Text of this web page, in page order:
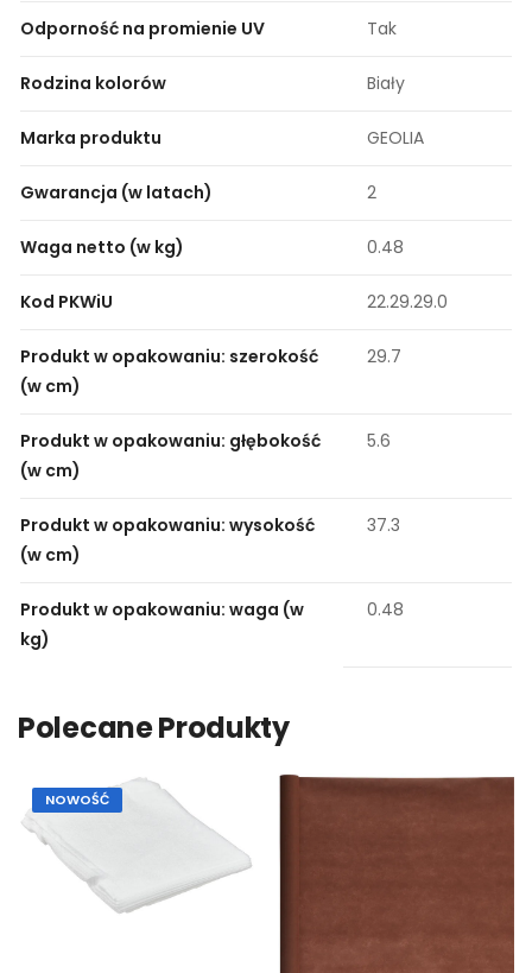
Odporność na promienie UV Tak
Rodzina kolorów Biały
Marka produktu GEOLIA
Gwarancja (w latach) 2
Waga netto (w kg) 0.48
Kod PKWiU 22.29.29.0
Produkt w opakowaniu: szerokość
(w cm)
29.7
Produkt w opakowaniu: głębokość
(w cm)
5.6
Produkt w opakowaniu: wysokość
(w cm)
37.3
Produkt w opakowaniu: waga (w
kg)
0.48
Polecane Produkty
NOWOŚĆ